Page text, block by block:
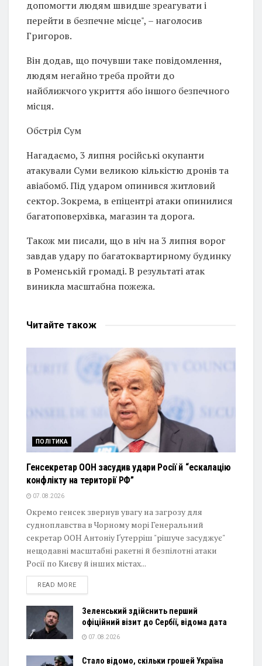
допомогти людям швидше зреагувати і
перейти в безпечне місце", – наголосив
Григоров.
Він додав, що почувши таке повідомлення,
людям негайно треба пройти до
найближчого укриття або іншого безпечного
місця.
Обстріл Сум
Нагадаємо, 3 липня російські окупанти
атакували Суми великою кількістю дронів та
авіабомб. Під ударом опинився житловий
сектор. Зокрема, в епіцентрі атаки опинилися
багатоповерхівка, магазин та дорога.
Також ми писали, що в ніч на 3 липня ворог
завдав удару по багатоквартирному будинку
в Роменській громаді. В результаті атак
виникла масштабна пожежа.
Читайте також
ПОЛІТИКА
Генсекретар ООН засудив удари Росії й “ескалацію
конфлікту на території РФ”
07.08.2026
Окремо генсек звернув увагу на загрозу для
судноплавства в Чорному морі Генеральний
секретар ООН Антоніу Ґутерріш "рішуче засуджує"
нещодавні масштабні ракетні й безпілотні атаки
Росії по Києву й інших містах...
READ MOREDETAILS
Зеленський здійснить перший
офіційний візит до Сербії, відома дата
07.08.2026
Стало відомо, скільки грошей Україна